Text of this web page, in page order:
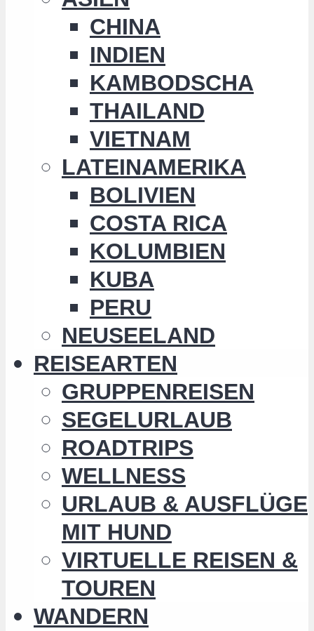
CHINA
INDIEN
KAMBODSCHA
THAILAND
VIETNAM
LATEINAMERIKA
BOLIVIEN
COSTA RICA
KOLUMBIEN
KUBA
PERU
NEUSEELAND
REISEARTEN
GRUPPENREISEN
SEGELURLAUB
ROADTRIPS
WELLNESS
URLAUB & AUSFLÜGE
MIT HUND
VIRTUELLE REISEN &
TOUREN
WANDERN